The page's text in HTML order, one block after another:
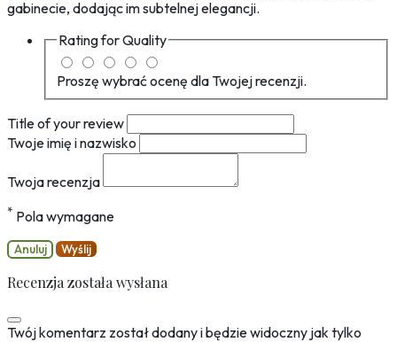
gabinecie, dodając im subtelnej elegancji.
Rating forQuality
Proszę wybrać ocenę dla Twojej recenzji.
Title of your review
Twoje imię i nazwisko
Twoja recenzja
* Pola wymagane
Anuluj Wyślij
Recenzja została wysłana
Twój komentarz został dodany i będzie widoczny jak tylko